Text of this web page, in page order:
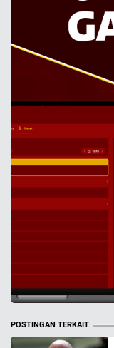
POSTINGAN TERKAIT